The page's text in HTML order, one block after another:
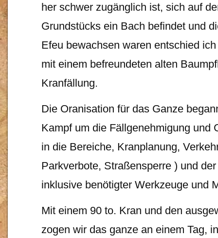
her schwer zugänglich ist, sich auf
Grundstücks ein Bach befindet und
Efeu bewachsen waren entschied
mit einem befreundeten alten
Kranfällung.
Die Oranisation für das Ganze
Kampf um die Fällgenehmigung und
in die Bereiche, Kranplanung,
Parkverbote, Straßensperre ) und
inklusive benötigter Werkzeuge und
Mit einem 90 to. Kran und den
zogen wir das ganze an einem Tag,